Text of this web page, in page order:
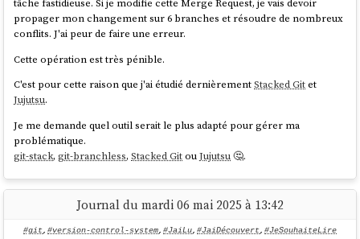
tâche fastidieuse. Si je modifie cette Merge Request, je vais devoir
propager mon changement sur 6 branches et résoudre de nombreux
conflits. J'ai peur de faire une erreur.
Cette opération est très pénible.
C'est pour cette raison que j'ai étudié dernièrementStacked Gitet
Jujutsu.
Je me demande quel outil serait le plus adapté pour gérer ma
problématique.
git-stack, git-branchless,Stacked GitouJujutsu🤔.
Journal du mardi 06 mai 2025 à 13:42
#git, #version-control-system, #JaiLu, #JaiDécouvert, #JeSouhaiteLire